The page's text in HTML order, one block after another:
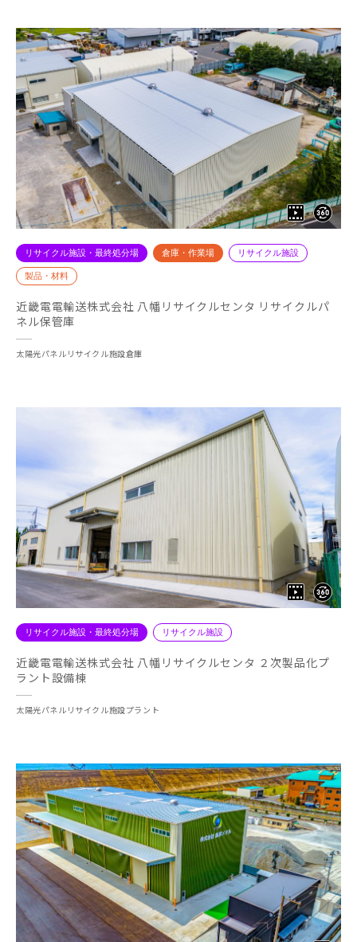
リサイクル施設・最終処分場 倉庫・作業場 リサイクル施設
製品・材料
近畿電電輸送株式会社 八幡リサイクルセンタ リサイクルパ
ネル保管庫
太陽光パネルリサイクル施設倉庫
リサイクル施設・最終処分場 リサイクル施設
近畿電電輸送株式会社 八幡リサイクルセンタ ２次製品化プ
ラント設備棟
太陽光パネルリサイクル施設プラント